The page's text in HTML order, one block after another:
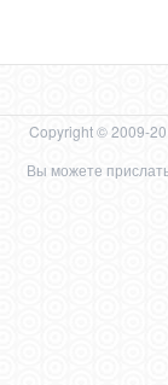
Copyright © 2009-
Вы можете